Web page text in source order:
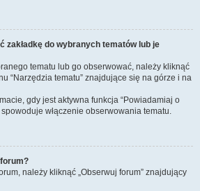
zakładkę do wybranych tematów lub je
tematu lub go obserwować, należy kliknąć
“Narzędzia tematu” znajdujące się na górze i na
gdy jest aktywna funkcja “Powiadamiaj o
włączenie obserwowania tematu.
należy kliknąć „Obserwuj forum” znajdujący